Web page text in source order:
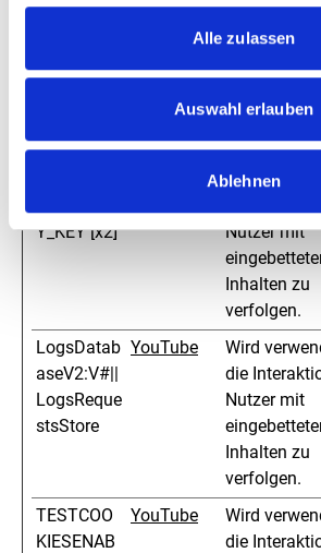
Alle zulassen
Auswahl erlauben
Ablehnen
__Secure-
YouTube
Wird
die
Inhalten zu
verfolgen.
Y_KEY [x2]
Wird
Nutzer mit
Inhalten zu
verfolgen.
LogsDatab
aseV2:V#||
LogsReque
stsStore
YouTube
Wird
die
Nutzer mit
Inhalten zu
verfolgen.
TESTCOO
KIESENAB
YouTube
Wird
die